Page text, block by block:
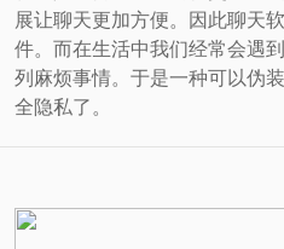
展让聊天更加方便。因此聊天
件。而在生活中我们经常会遇
列麻烦事情。于是一种可以伪
全隐私了。